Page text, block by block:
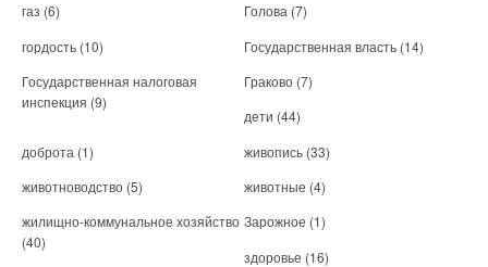
газ (6) Голова (7)
гордость (10) Государственная власть (14)
Государственная налоговая
инспекция (9)
Граково (7)
дети (44)
доброта (1) живопись (33)
животноводство (5) животные (4)
жилищно-коммунальное хозяйство
(40)
Зарожное (1)
здоровье (16)